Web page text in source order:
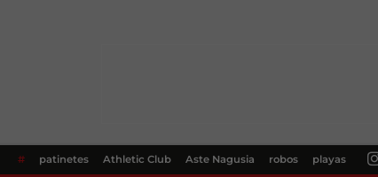
# patinetes Athletic Club Aste Nagusia robos playas